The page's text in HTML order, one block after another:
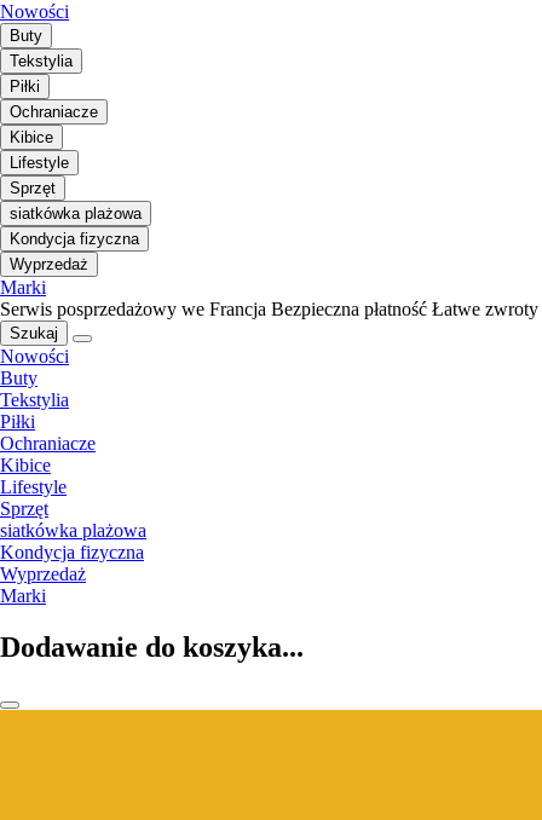
Nowości
Buty
Tekstylia
Piłki
Ochraniacze
Kibice
Lifestyle
Sprzęt
siatkówka plażowa
Kondycja fizyczna
Wyprzedaż
Marki
Serwis posprzedażowy we Francja Bezpieczna płatność Łatwe zwroty
Szukaj
Nowości
Buty
Tekstylia
Piłki
Ochraniacze
Kibice
Lifestyle
Sprzęt
siatkówka plażowa
Kondycja fizyczna
Wyprzedaż
Marki
Dodawanie do koszyka...